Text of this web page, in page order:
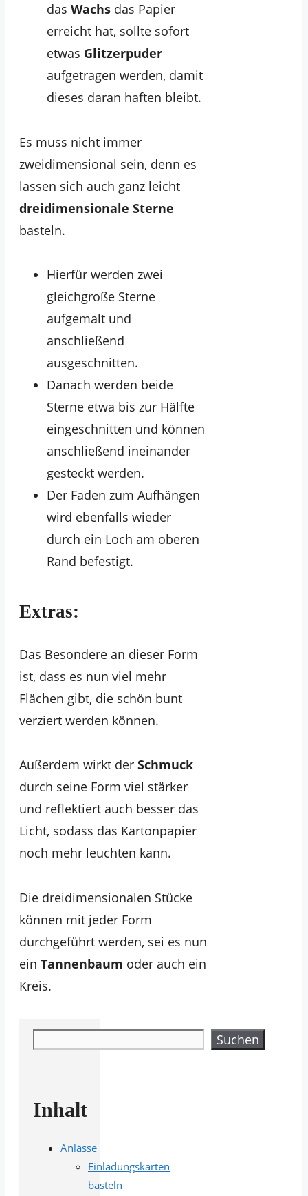
das Wachs das Papier
erreicht hat, sollte sofort
etwas Glitzerpuder
aufgetragen werden, damit
dieses daran haften bleibt.
Es muss nicht immer
zweidimensional sein, denn es
lassen sich auch ganz leicht
dreidimensionale Sterne
basteln.
Hierfür werden zwei
gleichgroße Sterne
aufgemalt und
anschließend
ausgeschnitten.
Danach werden beide
Sterne etwa bis zur Hälfte
eingeschnitten und können
anschließend ineinander
gesteckt werden.
Der Faden zum Aufhängen
wird ebenfalls wieder
durch ein Loch am oberen
Rand befestigt.
Extras:
Das Besondere an dieser Form
ist, dass es nun viel mehr
Flächen gibt, die schön bunt
verziert werden können.
Außerdem wirkt der Schmuck
durch seine Form viel stärker
und reflektiert auch besser das
Licht, sodass das Kartonpapier
noch mehr leuchten kann.
Die dreidimensionalen Stücke
können mit jeder Form
durchgeführt werden, sei es nun
ein Tannenbaum oder auch ein
Kreis.
Suchen
Inhalt
Anlässe
Einladungskarten
basteln